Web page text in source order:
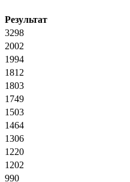
Результат
3298
2002
1994
1812
1803
1749
1503
1464
1306
1220
1202
990